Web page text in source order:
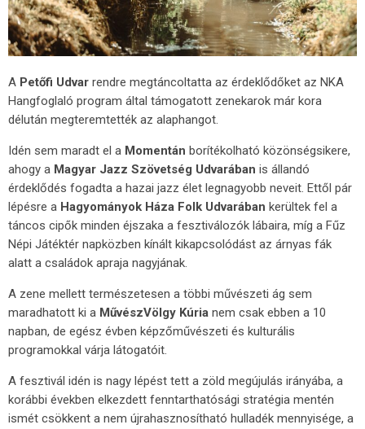
A Petőfi Udvar rendre megtáncoltatta az érdeklődőket az NKA
Hangfoglaló program által támogatott zenekarok már kora
délután megteremtették az alaphangot.
Idén sem maradt el a Momentán borítékolható közönségsikere,
ahogy a Magyar Jazz Szövetség Udvarában is állandó
érdeklődés fogadta a hazai jazz élet legnagyobb neveit. Ettől pár
lépésre a Hagyományok Háza Folk Udvarában kerültek fel a
táncos cipők minden éjszaka a fesztiválozók lábaira, míg a Fűz
Népi Játéktér napközben kínált kikapcsolódást az árnyas fák
alatt a családok apraja nagyjának.
A zene mellett természetesen a többi művészeti ág sem
maradhatott ki a MűvészVölgy Kúria nem csak ebben a 10
napban, de egész évben képzőművészeti és kulturális
programokkal várja látogatóit.
A fesztivál idén is nagy lépést tett a zöld megújulás irányába, a
korábbi években elkezdett fenntarthatósági stratégia mentén
ismét csökkent a nem újrahasznosítható hulladék mennyisége, a